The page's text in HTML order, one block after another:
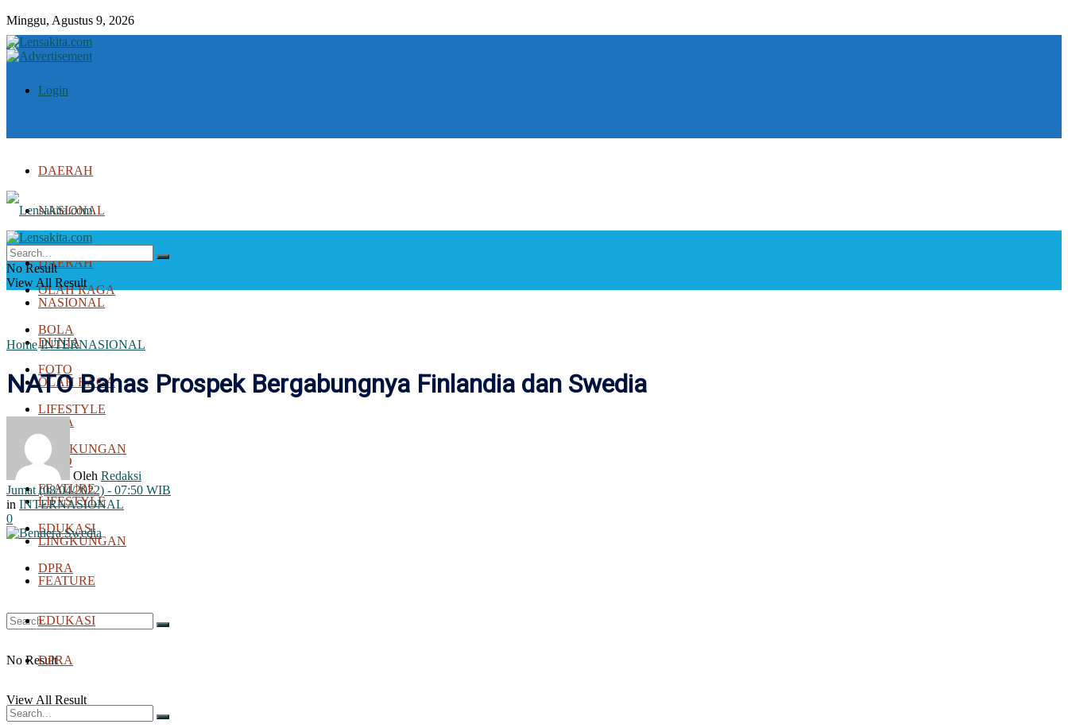
Minggu, Agustus 9, 2026
Login
DAERAH
NASIONAL
DUNIA
OLAH RAGA
BOLA
FOTO
LIFESTYLE
LINGKUNGAN
FEATURE
EDUKASI
DPRA
No Result
View All Result
DAERAH
NASIONAL
DUNIA
OLAH RAGA
BOLA
FOTO
LIFESTYLE
LINGKUNGAN
FEATURE
EDUKASI
DPRA
No Result
View All Result
Home INTERNASIONAL
NATO Bahas Prospek Bergabungnya Finlandia dan Swedia
Oleh Redaksi
Jumat (08/04/2022) - 07:50 WIB
in INTERNASIONAL
0